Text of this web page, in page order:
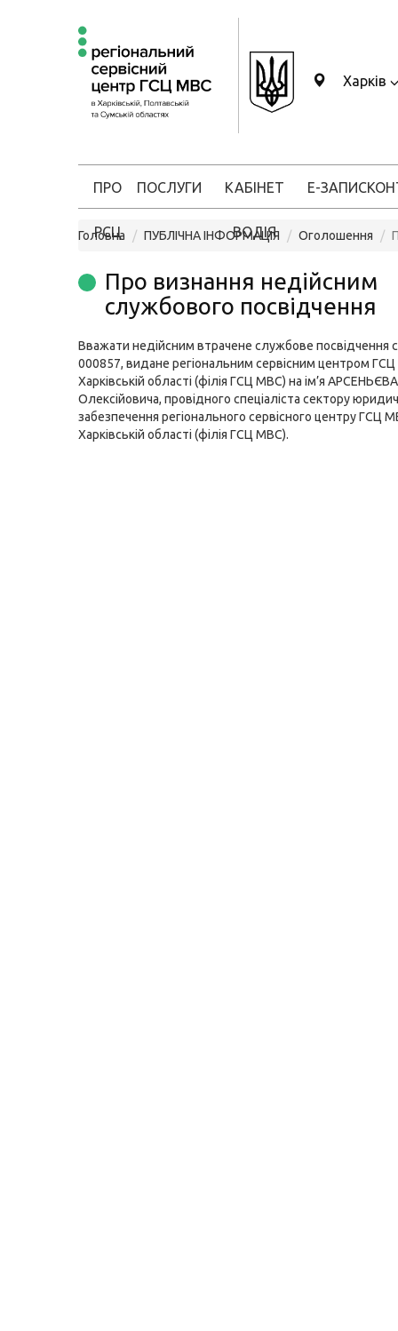
Харків
ПРО
РСЦ
ПОСЛУГИ КАБІНЕТ
ВОДІЯ
Е-ЗАПИС
Головна ПУБЛІЧНА ІНФОРМАЦІЯ Оголошення
Про визнання недійсним
службового посвідчення
Вважати недійсним втрачене службове посвідчення
000857, видане регіональним сервісним центром
Харківській області (філія ГСЦ МВС) на ім’я
Олексійовича, провідного спеціаліста сектору
забезпечення регіонального сервісного центру ГСЦ
Харківській області (філія ГСЦ МВС).